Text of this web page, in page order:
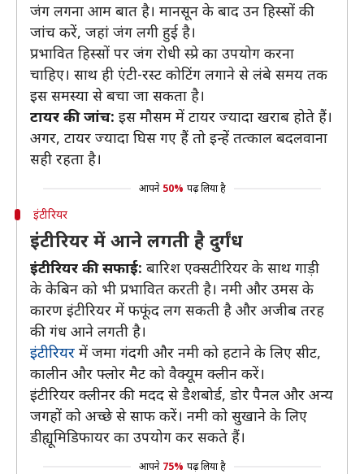
जंग लगना आम बात है। मानसून के बाद उन हिस्सों की
जांच करें, जहां जंग लगी हुई है।
प्रभावित हिस्सों पर जंग रोधी स्प्रे का उपयोग करना
चाहिए। साथ ही एंटी-रस्ट कोटिंग लगाने से लंबे समय तक
इस समस्या से बचा जा सकता है।
टायर की जांच: इस मौसम में टायर ज्यादा खराब होते हैं।
अगर, टायर ज्यादा घिस गए हैं तो इन्हें तत्काल बदलवाना
सही रहता है।
आपने 50% पढ़ लिया है
इंटीरियर
इंटीरियर में आने लगती है दुर्गंध
इंटीरियर की सफाई: बारिश एक्सटीरियर के साथ गाड़ी
के केबिन को भी प्रभावित करती है। नमी और उमस के
कारण इंटीरियर में फफूंद लग सकती है और अजीब तरह
की गंध आने लगती है।
इंटीरियर में जमा गंदगी और नमी को हटाने के लिए सीट,
कालीन और फ्लोर मैट को वैक्यूम क्लीन करें।
इंटीरियर क्लीनर की मदद से डैशबोर्ड, डोर पैनल और अन्य
जगहों को अच्छे से साफ करें। नमी काे सुखाने के लिए
डीह्यूमिडिफायर का उपयोग कर सकते हैं।
आपने 75% पढ़ लिया है